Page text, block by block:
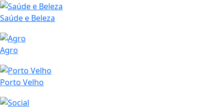
Saúde e Beleza
Agro
Porto Velho